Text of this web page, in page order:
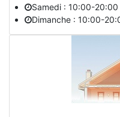
Samedi : 10:00-20:00
Dimanche : 10:00-